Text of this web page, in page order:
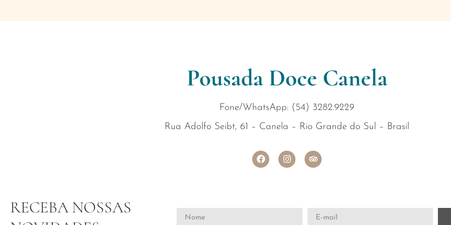
Pousada Doce Canela
Fone/WhatsApp: (54) 3282.9229
Rua Adolfo Seibt, 61 – Canela – Rio Grande do Sul – Brasil
RECEBA NOSSAS